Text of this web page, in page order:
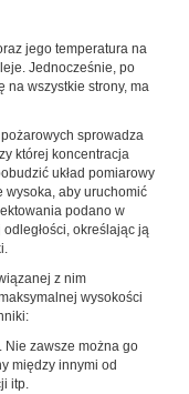
jego temperatura na
Jednocześnie, po
na wszystkie strony, ma
sprowadza
której koncentracja
układ pomiarowy
wysoka, aby uruchomić
podano w
określając ją
z nim
wysokości
Nie zawsze można go
między innymi od
itp.